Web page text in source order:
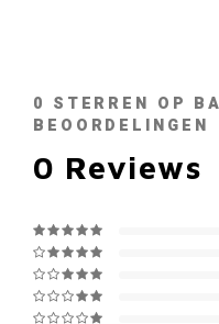
0 STERREN OP
BEOORDELINGEN
0 Reviews